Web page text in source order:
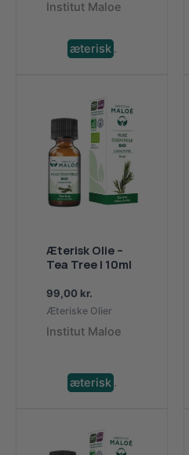
Institut Maloe
æterisk .
Æterisk Olie –
Tea Tree | 10ml
99,00 kr.
Æteriske Olier
Institut Maloe
æterisk .